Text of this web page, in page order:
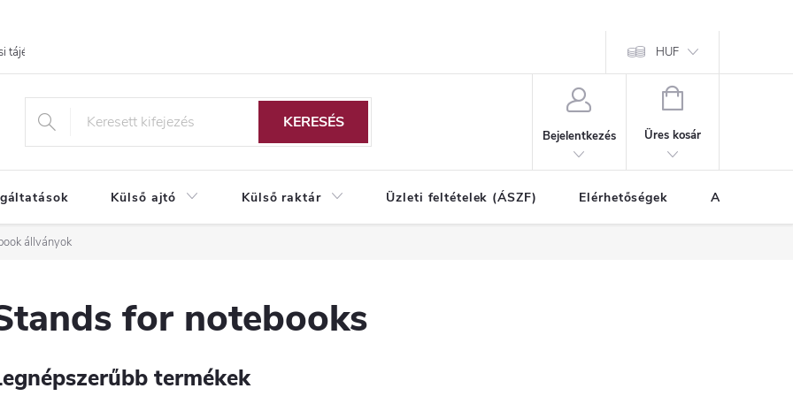
tájékoztató HUF
KERESÉS
Bejelentkezés
KOSÁR
Üres kosár
Külső ajtó Külső raktár Üzleti feltételek (ÁSZF) Elérhetőségek A vásárlás
állványok
for notebooks
termékek